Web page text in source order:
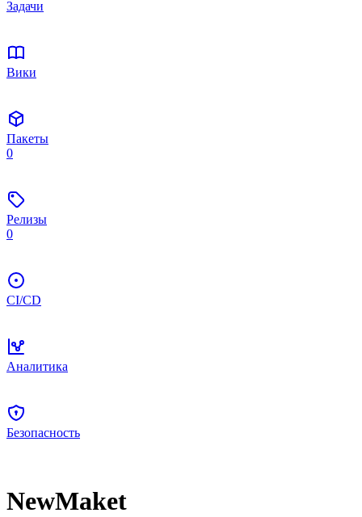
Задачи
Вики
Пакеты
0
Релизы
0
CI/CD
Аналитика
Безопасность
NewMaket